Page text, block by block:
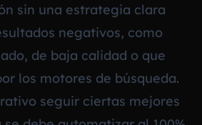
sin una estrategia clara
negativos, como
de baja calidad o que
los motores de búsqueda.
seguir ciertas mejores